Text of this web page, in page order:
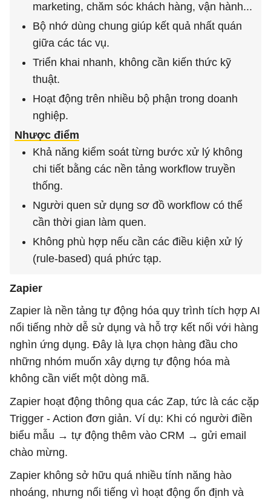
marketing, chăm sóc khách hàng, vận hành...
Bộ nhớ dùng chung giúp kết quả nhất quán
giữa các tác vụ.
Triển khai nhanh, không cần kiến thức kỹ
thuật.
Hoạt động trên nhiều bộ phận trong doanh
nghiệp.
Nhược điểm
Khả năng kiểm soát từng bước xử lý không
chi tiết bằng các nền tảng workflow truyền
thống.
Người quen sử dụng sơ đồ workflow có thể
cần thời gian làm quen.
Không phù hợp nếu cần các điều kiện xử lý
(rule-based) quá phức tạp.
Zapier
Zapier là nền tảng tự động hóa quy trình tích hợp AI
nổi tiếng nhờ dễ sử dụng và hỗ trợ kết nối với hàng
nghìn ứng dụng. Đây là lựa chọn hàng đầu cho
những nhóm muốn xây dựng tự động hóa mà
không cần viết một dòng mã.
Zapier hoạt động thông qua các Zap, tức là các cặp
Trigger - Action đơn giản. Ví dụ: Khi có người điền
biểu mẫu → tự động thêm vào CRM → gửi email
chào mừng.
Zapier không sở hữu quá nhiều tính năng hào
nhoáng, nhưng nổi tiếng vì hoạt động ổn định và